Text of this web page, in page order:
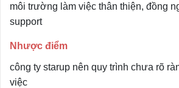
môi trường làm việc thân thiện, đồng
support
Nhược điểm
công ty starup nên quy trình chưa rõ
việc